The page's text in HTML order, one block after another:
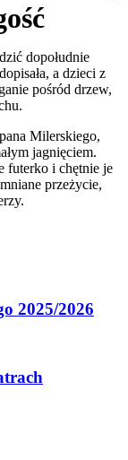
dopołudnie
a dzieci z
pośród drzew,
Milerskiego,
jagnięciem.
futerko i chętnie je
przeżycie,
2025/2026